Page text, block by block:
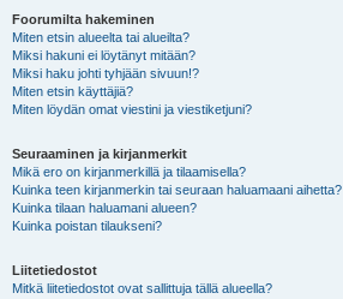
Foorumilta hakeminen
Miten etsin alueelta tai alueilta?
Miksi hakuni ei löytänyt mitään?
Miksi haku johti tyhjään sivuun!?
Miten etsin käyttäjiä?
Miten löydän omat viestini ja viestiketjuni?
Seuraaminen ja kirjanmerkit
Mikä ero on kirjanmerkillä ja tilaamisella?
Kuinka teen kirjanmerkin tai seuraan haluamaani aihetta?
Kuinka tilaan haluamani alueen?
Kuinka poistan tilaukseni?
Liitetiedostot
Mitkä liitetiedostot ovat sallittuja tällä alueella?